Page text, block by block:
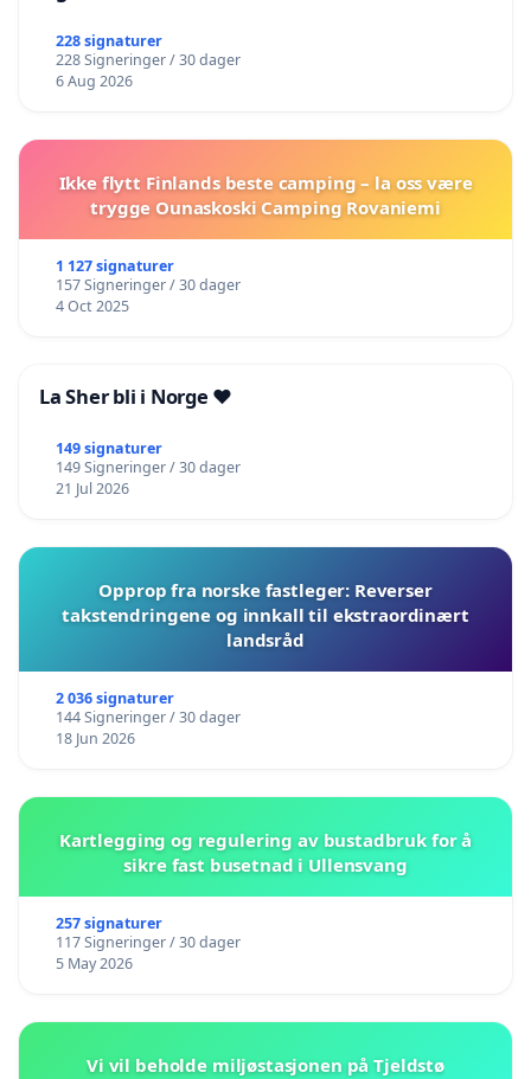
228 signaturer
228 Signeringer / 30 dager
6 Aug 2026
Ikke flytt Finlands beste camping – la oss være
trygge Ounaskoski Camping Rovaniemi
1 127 signaturer
157 Signeringer / 30 dager
4 Oct 2025
La Sher bli i Norge ❤️
149 signaturer
149 Signeringer / 30 dager
21 Jul 2026
Opprop fra norske fastleger: Reverser
takstendringene og innkall til ekstraordinært
landsråd
2 036 signaturer
144 Signeringer / 30 dager
18 Jun 2026
Kartlegging og regulering av bustadbruk for å
sikre fast busetnad i Ullensvang
257 signaturer
117 Signeringer / 30 dager
5 May 2026
Vi vil beholde miljøstasjonen på Tjeldstø